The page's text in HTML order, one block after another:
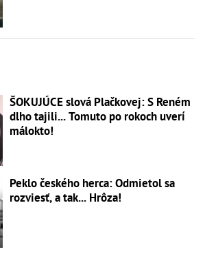
ŠOKUJÚCE slová Plačkovej: S Reném
dlho tajili... Tomuto po rokoch uverí
málokto!
Peklo českého herca: Odmietol sa
rozviesť, a tak... Hrôza!